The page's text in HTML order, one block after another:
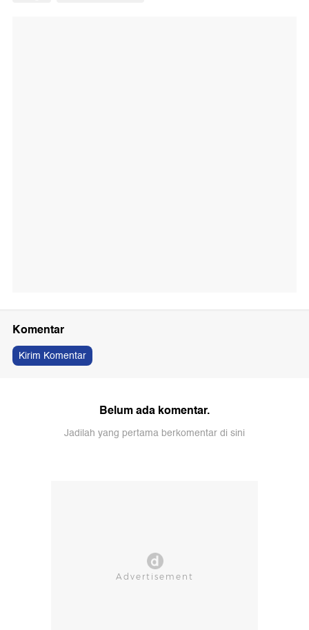
Komentar
Kirim Komentar
Belum ada komentar.
Jadilah yang pertama berkomentar di sini